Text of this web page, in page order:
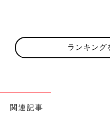
ランキング
関連記事